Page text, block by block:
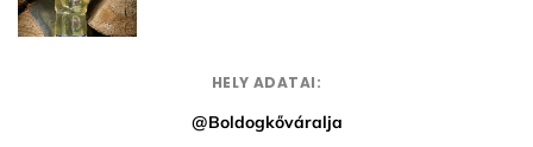
HELY ADATAI:
@Boldogkőváralja